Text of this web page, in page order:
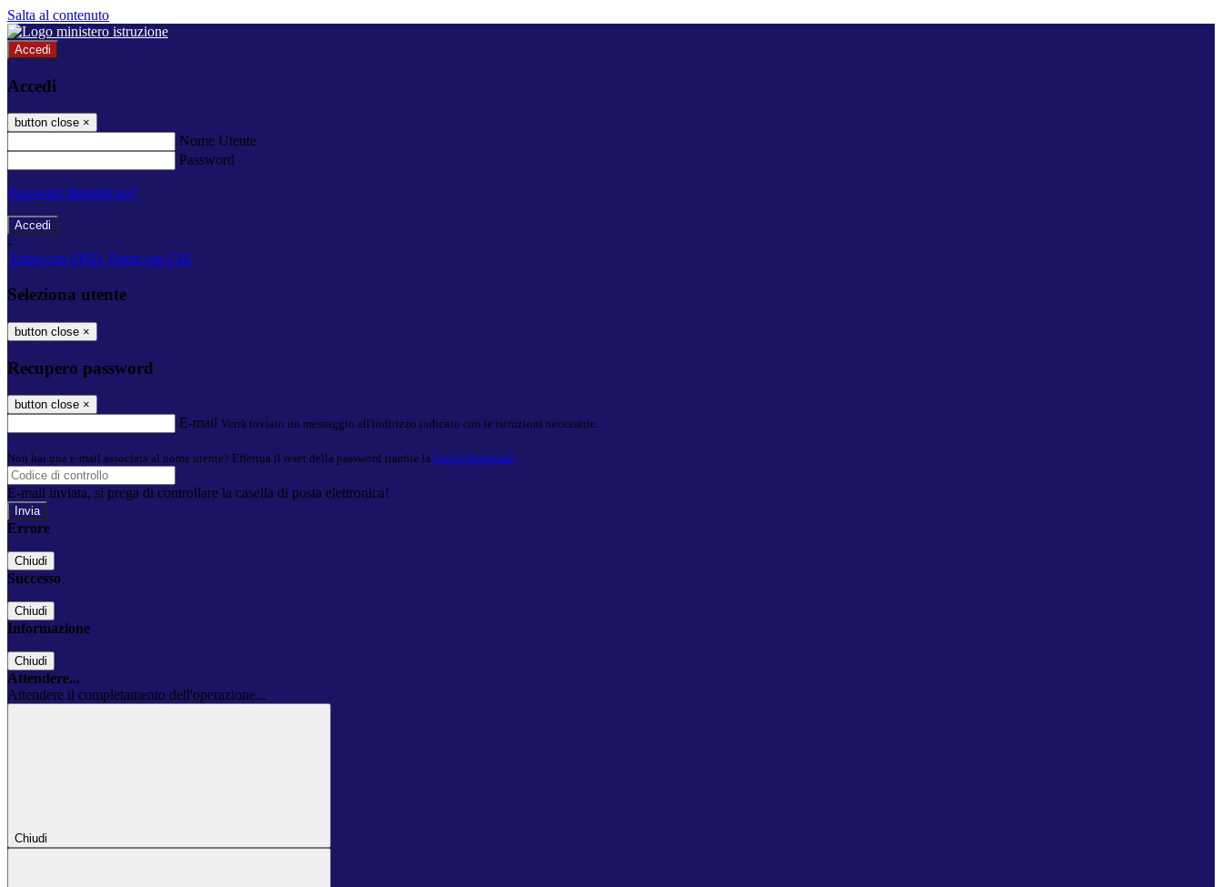
Salta al contenuto
Accedi
Accedi
button close ×
Nome Utente
Password
Password dimenticata?
-
Entra con SPID Entra con CIE
Seleziona utente
button close ×
Recupero password
button close ×
E-mail Verrà inviato un messaggio all'indirizzo indicato con le istruzioni necessarie.
Non hai una e-mail associata al nome utente? Effettua il reset della password tramite la Login Spaggiari
E-mail inviata, si prega di controllare la casella di posta elettronica!
Errore
Chiudi
Successo
Chiudi
Informazione
Chiudi
Attendere...
Attendere il completamento dell'operazione...
Chiudi